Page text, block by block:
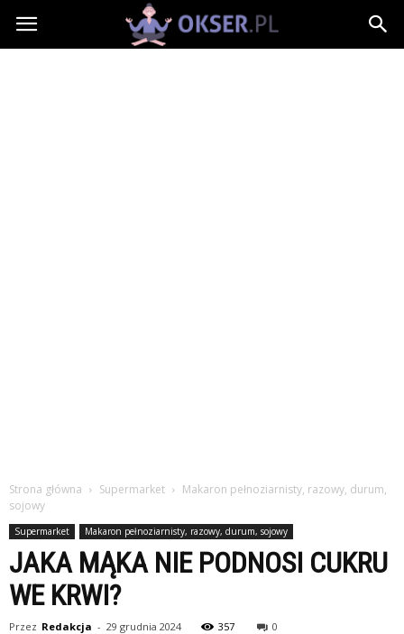
Okser.pl
Strona główna Supermarket
Makaron pełnoziarnisty, razowy, durum,
sojowy
Supermarket Makaron pełnoziarnisty, razowy, durum, sojowy
JAKA MĄKA NIE PODNOSI CUKRU
WE KRWI?
Przez Redakcja - 29 grudnia 2024 357 0